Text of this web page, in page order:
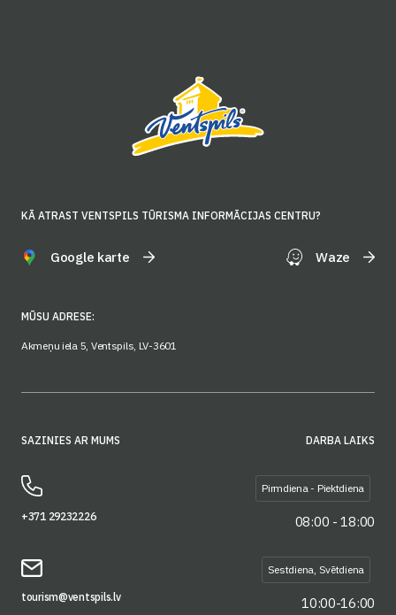
KĀ ATRAST VENTSPILS TŪRISMA INFORMĀCIJAS CENTRU?
Google karte Waze
MŪSU ADRESE:
Akmeņu iela 5, Ventspils, LV-3601
SAZINIES AR MUMS
+371 29232226
tourism@ventspils.lv
DARBA LAIKS
Pirmdiena - Piektdiena
08:00 - 18:00
Sestdiena, Svētdiena
10:00-16:00